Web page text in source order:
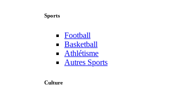
Sports
Football
Basketball
Athlétisme
Autres Sports
Culture